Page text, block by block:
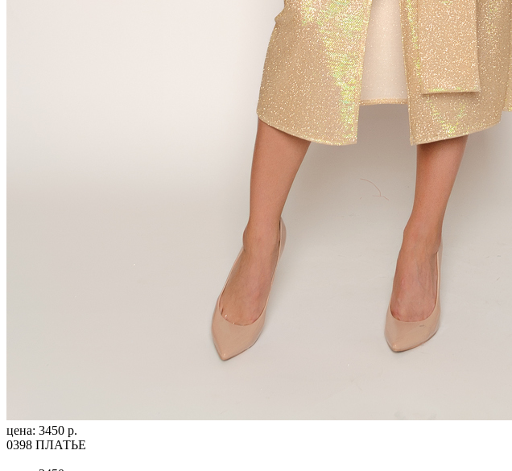
цена: 3450 р.
0398 ПЛАТЬЕ